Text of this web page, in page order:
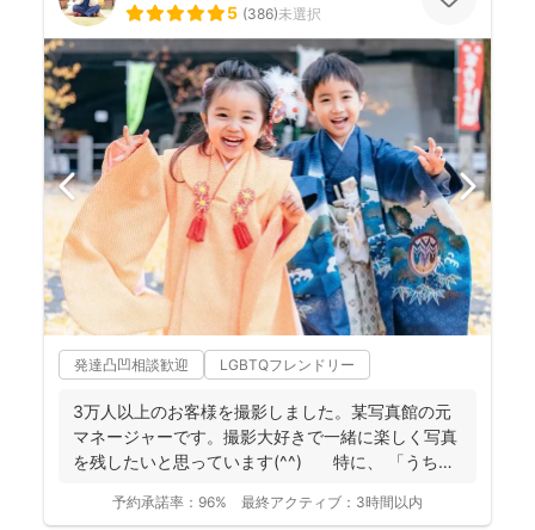
5 (386)未選択
発達凸凹相談歓迎 LGBTQフレンドリー
3万人以上のお客様を撮影しました。某写真館の元
マネージャーです。撮影大好きで一緒に楽しく写真
を残したいと思っています(^^) 特に、 「うち
予約承諾率： 96% 最終アクティブ： 3時間以内